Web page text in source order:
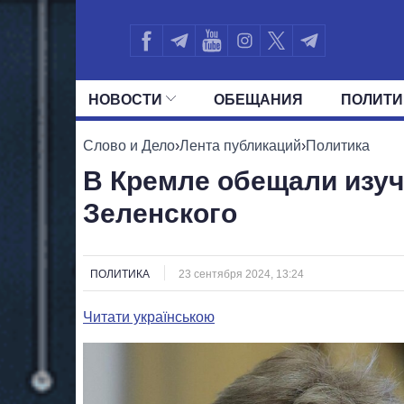
НОВОСТИ ОБЕЩАНИЯ
ВСЕ ПОЛИТИКИ ПРЕЗИДЕНТ И
Слово и Дело›Лента публикаций›Политика
В Кремле обещали
Зеленского
ПОЛИТИКА 23 сентября 2024, 13:24
Читати українською